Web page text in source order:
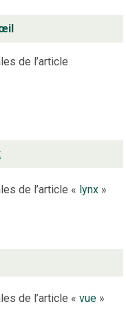
de l’article
de l’article « lynx »
de l’article «vue »